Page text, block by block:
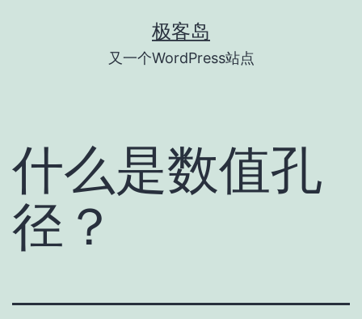
极客岛
又一个WordPress站点
什么是数值孔
径？